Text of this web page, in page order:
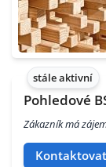
stále aktivní
Pohledové
Zákazník má
Kontaktovat